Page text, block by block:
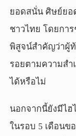
ยอดสนั่น ศิษย์ยอ
ชาวไทย โดยกา
พิสูจน์สำคัญว่าผู้ท้
รอยตามความส
ได้หรือไม่
นอกจากนี้ยังมีไฮ
ในรอบ 5 เดือนข